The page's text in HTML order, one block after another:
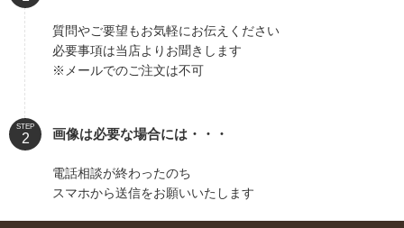
質問やご要望もお気軽にお伝えください
必要事項は当店よりお聞きします
※メールでのご注文は不可
STEP 画像は必要な場合には・・・
電話相談が終わったのち
スマホから送信をお願いいたします